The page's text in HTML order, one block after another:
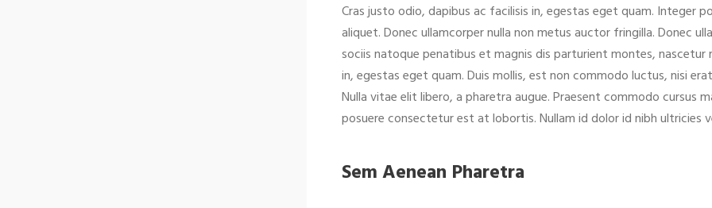
Cras justo odio, dapibus ac facilisis in, egestas eget quam. Integer
aliquet. Donec ullamcorper nulla non metus auctor fringilla. Donec
sociis natoque penatibus et magnis dis parturient montes, nascetur
in, egestas eget quam. Duis mollis, est non commodo luctus, nisi
Nulla vitae elit libero, a pharetra augue. Praesent commodo cursus
posuere consectetur est at lobortis. Nullam id dolor id nibh ultricies
Sem Aenean Pharetra